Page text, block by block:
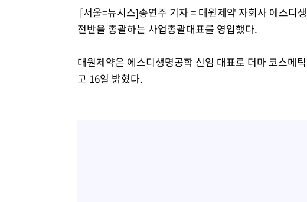
[서울=뉴시스]송연주 기자 = 대원제약 자회사 에스디
전반을 총괄하는 사업총괄대표를 영입했다.
대원제약은 에스디생명공학 신임 대표로 더마 코스메
고 16일 밝혔다.